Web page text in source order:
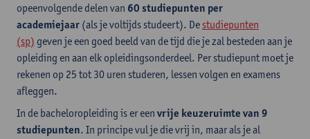
opeenvolgende delen van 60 studiepunten per
academiejaar (als je voltijds studeert). De studiepunten
(sp) geven je een goed beeld van de tijd die je zal besteden aan je
opleiding en aan elk opleidingsonderdeel. Per studiepunt moet je
rekenen op 25 tot 30 uren studeren, lessen volgen en examens
afleggen.
In de bacheloropleiding is er een vrije keuzeruimte van 9
studiepunten. In principe vul je die vrij in, maar als je al